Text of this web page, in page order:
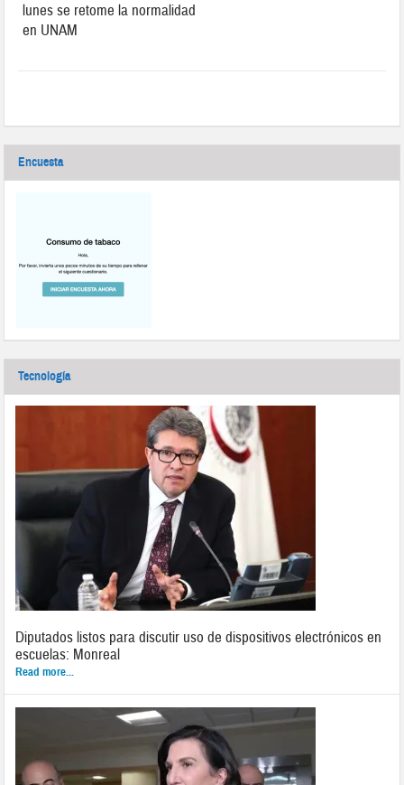
lunes se retome la normalidad
en UNAM
Encuesta
Tecnología
Diputados listos para discutir uso de dispositivos electrónicos en
escuelas: Monreal
Read more...